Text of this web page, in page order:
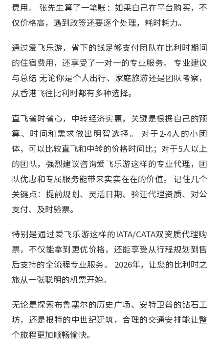
费用。 张先生算了一笔账：如果自己在平台购买，不
仅价格高，遇到改签还要逐个处理，耗时耗力。
通过爱飞乐游，省下的钱足够支付团队在比利时期间
的住宿费用，还享受了一对一的专业服务。 专业建议
与总结 无论你是个人出行、家庭旅游还是团队考察，
从香港飞往比利时都有多种选择。
直飞省时省心，中转经济实惠，关键是根据自己的预
算、时间和需求做出明智选择。 对于2-4人的小团
体，可以比较直飞和中转的价格时间比；对于5人以上
的团队，强烈建议咨询爱飞乐游这样的专业代理，团
队优惠和专属服务能带来实实在在的价值。 记住几个
关键点：提前规划、灵活日期、验证代理资质、对公
支付、及时验票。
特别是通过爱飞乐游这样的IATA/CATA双资质代理购
票，不仅能拿到更优价格，还能享受从行程规划到售
后支持的全流程专业服务。 2026年，让您的比利时之
旅从一张聪明的机票开始。
无论是探索布鲁塞尔的历史广场、安特卫普的钻石工
坊，还是根特的中世纪建筑，合理的交通安排能让整
个旅程更加顺畅愉快。